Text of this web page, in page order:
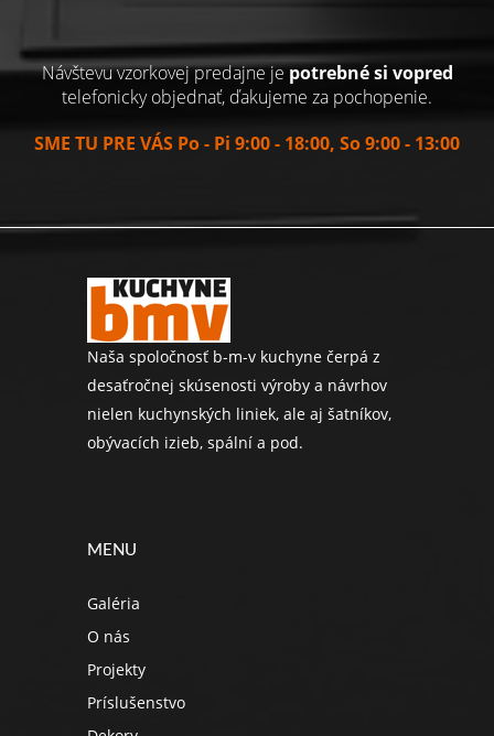
Návštevu vzorkovej predajne jepotrebné si vopred
telefonicky objednať, ďakujeme za pochopenie.
SME TU PRE VÁS Po - Pi 9:00 - 18:00, So 9:00 - 13:00
Naša spoločnosť b-m-v kuchyne čerpá z
desaťročnej skúsenosti výroby a návrhov
nielen kuchynských liniek, ale aj šatníkov,
obývacích izieb, spální a pod.
MENU
Galéria
O nás
Projekty
Príslušenstvo